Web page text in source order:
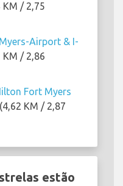
KM / 2,75
Airport & I-
KM / 2,86
Fort Myers
(4,62 KM / 2,87
estão